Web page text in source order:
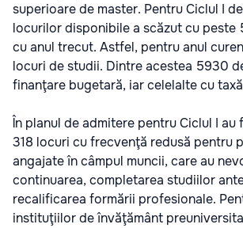
superioare de master. Pentru Ciclul I
locurilor disponibile a scăzut cu
cu anul trecut. Astfel, pentru anul
locuri de studii. Dintre acestea 5930
finanţare bugetară, iar celelalte cu
În planul de admitere pentru Ciclul I
318 locuri cu frecvenţă redusă pentru
angajate în câmpul muncii, care au
continuarea, completarea studiilor
recalificarea formării profesionale.
instituţiilor de învăţământ